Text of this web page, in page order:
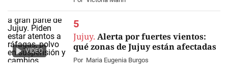
VIDEO
Jujuy. Alerta por fuertes vientos:
qué zonas de Jujuy están afectadas
Por Maria Eugenia Burgos